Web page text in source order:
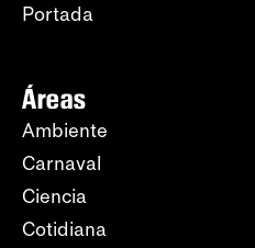
Portada
Áreas
Ambiente
Carnaval
Ciencia
Cotidiana